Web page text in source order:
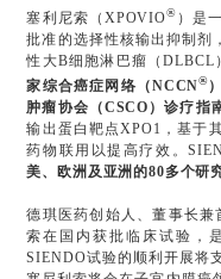
塞利尼索（XPOVIO® ）是
批准的选择性核输出抑制剂
性大B细胞淋巴瘤（DLBCL
家综合癌症网络（NCCN®
肿瘤协会（CSCO）诊疗指
输出蛋白靶点XPO1，基于
药物联用以提高疗效。
美、欧洲及亚洲的80多个研
德琪医药创始人、董事长
索在国内获批临床试验，
SIENDO试验的顺利开展将